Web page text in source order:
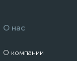
О нас
О компании